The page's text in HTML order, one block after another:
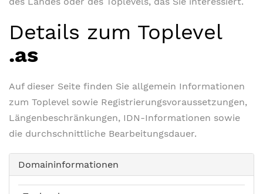
Details zum Toplevel
.as
Auf dieser Seite finden Sie allgemein Informationen
zum Toplevel sowie Registrierungsvoraussetzungen,
Längenbeschränkungen, IDN-Informationen sowie
die durchschnittliche Bearbeitungsdauer.
Domaininformationen